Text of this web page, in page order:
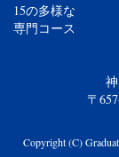
15の多様な
専門コース
〒
Copyright (C)